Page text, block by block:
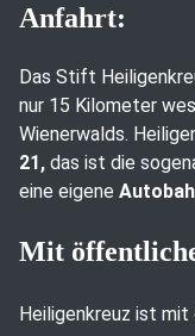
Anfahrt:
Das Stift
nur 15 Kilometer
Wienerwalds.
21, das ist die
eine eigene
Mit
Heiligenkreuz ist